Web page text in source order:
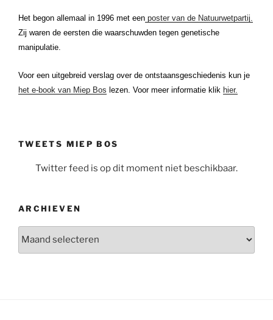
Het begon allemaal in 1996 met een poster van de Natuurwetpartij.
Zij waren de eersten die waarschuwden tegen genetische
manipulatie.
Voor een uitgebreid verslag over de ontstaansgeschiedenis kun je
het e-book van Miep Bos lezen. Voor meer informatie klik hier.
TWEETS MIEP BOS
Twitter feed is op dit moment niet beschikbaar.
ARCHIEVEN